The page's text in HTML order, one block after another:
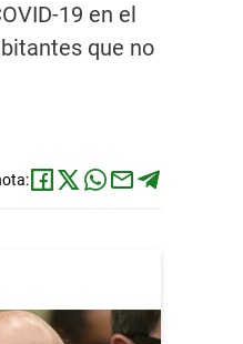
19 en el
que no